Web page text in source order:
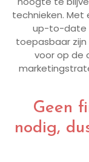
technieken. Met
up-to-date
toepasbaar zijn
voor op de
Geen
nodig,